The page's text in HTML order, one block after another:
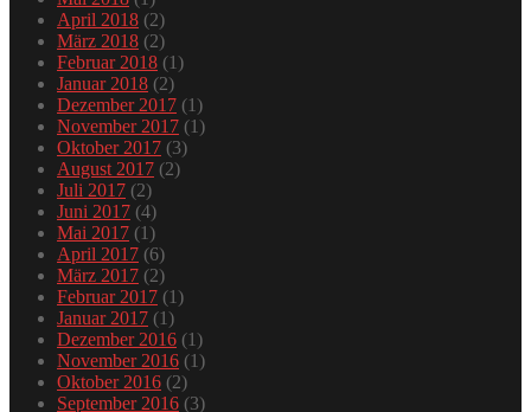
April 2018 (2)
März 2018 (2)
Februar 2018 (1)
Januar 2018 (2)
Dezember 2017 (1)
November 2017 (1)
Oktober 2017 (3)
August 2017 (2)
Juli 2017 (2)
Juni 2017 (4)
Mai 2017 (1)
April 2017 (6)
März 2017 (2)
Februar 2017 (1)
Januar 2017 (1)
Dezember 2016 (1)
November 2016 (1)
Oktober 2016 (2)
September 2016 (3)